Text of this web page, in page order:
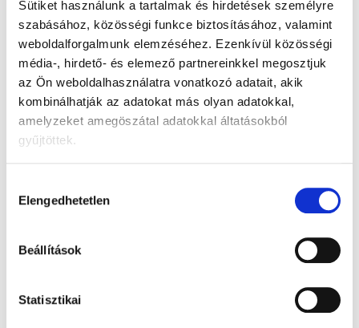
Sütiket használunk a tartalmak és hirdetések személyre
szabásához, közösségi funkce biztosításához, valamint
weboldalforgalmunk elemzéséhez. Ezenkívül közösségi
média-, hirdető- és elemező partnereinkkel megosztjuk
az Ön weboldalhasználatra vonatkozó adatait, akik
kombinálhatják az adatokat más olyan adatokkal,
amelyzeket amegöszátal adatokkal áltatásokból
gyűjtöttek.
kiválasztása
Elengedhetetlen
Beállítások
Statisztikai
Alkalmas 7 hónapos kortól.